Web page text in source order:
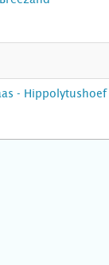
- Hippolytushoef